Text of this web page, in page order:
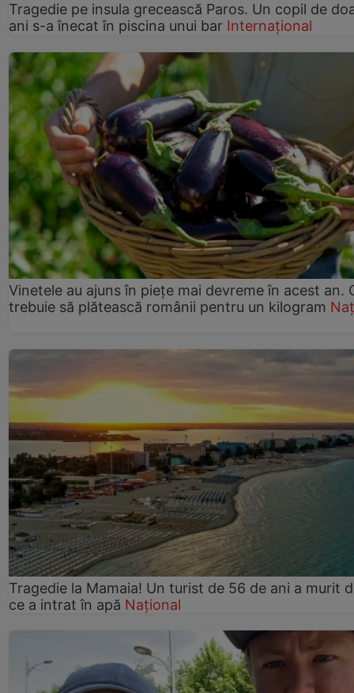
Tragedie pe insula grecească Paros. Un copil de
ani s-a înecat în piscina unui bar Internațional
Vinetele au ajuns în piețe mai devreme în acest an.
trebuie să plătească românii pentru un kilogram
Tragedie la Mamaia! Un turist de 56 de ani a murit
ce a intrat în apă Național